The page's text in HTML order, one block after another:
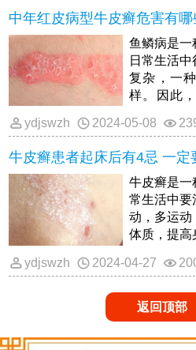
相当大的
种顽固性皮
误认为这只
需要采取
中年红皮病型牛皮癣危害有哪
鱼鳞病是一
日常生活
复杂，一
样。因此
牛皮癣和红
掌握红皮
见。可是如
而成年人群
鱼鳞病的。
ydjswzh 2024-05-08
牛皮癣患者起床后有4忌 一定
牛皮癣是一
常生活中要
动，多运动
体质，提高
治疗，避免
饮食要合
量饮酒，
ydjswzh 2024-04-27
返回顶部